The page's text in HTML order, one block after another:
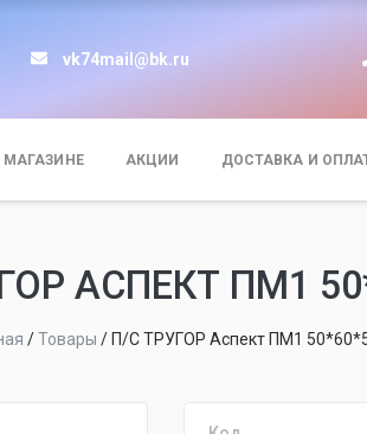
vk74mail@bk.ru
МАГАЗИНЕ АКЦИИ ДОСТАВКА И
АСПЕКТ ПМ1
/Товары / П/С ТРУГОР Аспект ПМ1